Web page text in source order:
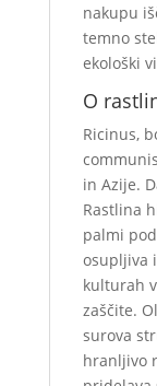
nakupu
temno
ekološki
O
Ricinus,
in Azije.
Rastlina
palmi
osupljiva
kulturah
zaščite.
surova
hranljivo